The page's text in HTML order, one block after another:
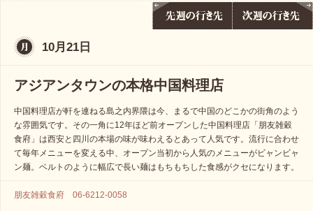
10月21日
アジアンタウンの本格中国料理店
中国料理店が軒を連ねる島之内界隈は今、まるで中国のどこかの街角のよう
な雰囲気です。その一角に12年ほど前オープンした中国料理店「朋友雑穀
食府」は西安と四川の本場の味が味わえるとあって人気です。流行に合わせ
て毎年メニューを変える中、オープン当初から人気のメニューがビャンビャ
ン麺。ベルトのように幅広で長い麺はもちもちした食感がクセになります。
朋友雑穀食府 06-6212-0058